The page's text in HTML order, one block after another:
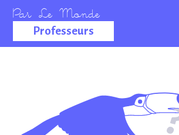
Professeurs
La salle des
professeurs